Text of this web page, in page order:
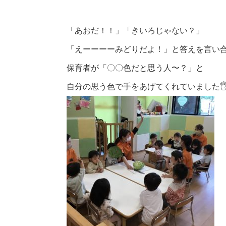
「あおだ！！」「きいろじゃない？」
「えーーーーみどりだよ！」と答えを言い
保育者が「〇〇色だと思う人〜？」と
自分の思う色で手をあげてくれていました